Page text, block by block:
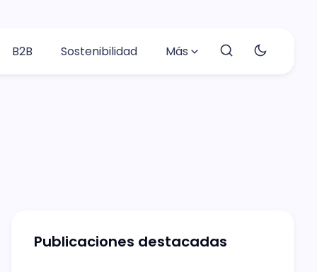
B2B Sostenibilidad Más
Publicaciones destacadas